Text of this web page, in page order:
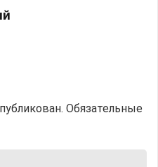
Обязательные